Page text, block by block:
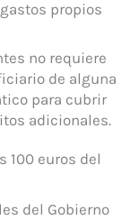
propios
no requiere
de alguna
para cubrir
adicionales.
100 euros del
del Gobierno